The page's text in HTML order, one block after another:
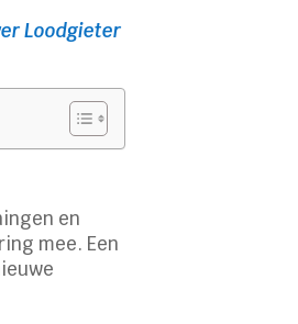
Loodgieter
en
mee. Een